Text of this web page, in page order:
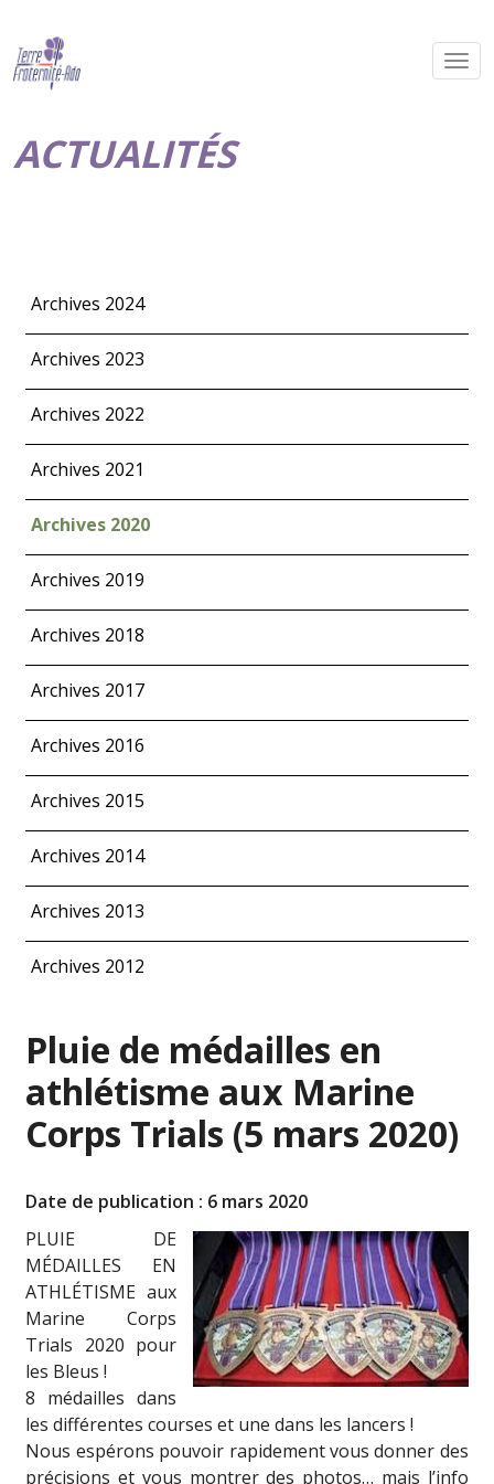
ACTUALITÉS
Archives 2024
Archives 2023
Archives 2022
Archives 2021
Archives 2020
Archives 2019
Archives 2018
Archives 2017
Archives 2016
Archives 2015
Archives 2014
Archives 2013
Archives 2012
Pluie de médailles en
athlétisme aux Marine
Corps Trials (5 mars 2020)
Date de publication : 6 mars 2020
PLUIE DE
MÉDAILLES EN
ATHLÉTISME aux
Marine Corps
Trials 2020 pour
les Bleus !
8 médailles dans
les différentes courses et une dans les lancers !
Nous espérons pouvoir rapidement vous donner des
précisions et vous montrer des photos… mais l’info